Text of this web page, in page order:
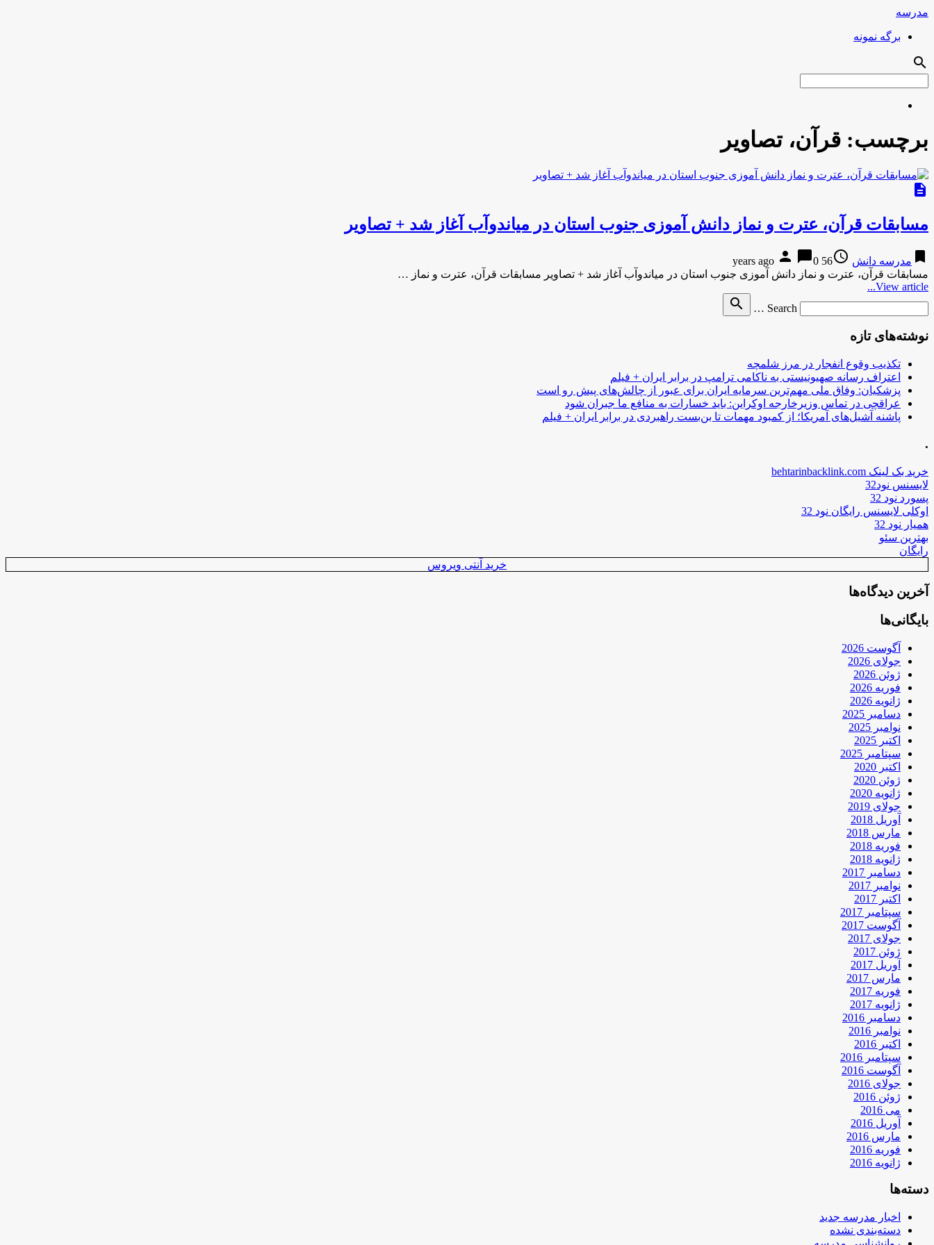
مدرسه
برگه نمونه
search
برچسب: قرآن، تصاویر
description
مسابقات قرآن، عترت و نماز دانش آموزی جنوب استان در میاندوآب آغاز شد + تصاویر
bookmark مدرسه دانش access_time
56 years ago
person chat_bubble0
مسابقات قرآن، عترت و نماز دانش آموزی جنوب استان در میاندوآب آغاز شد + تصاویر مسابقات قرآن، عترت و نماز …
View article...
Search …
search
نوشته‌های تازه
تکذیب وقوع انفجار در مرز شلمچه
اعتراف رسانه صهیونیستی به ناکامی ترامپ در برابر ایران + فیلم
پزشکیان: وفاق ملی مهم‌ترین سرمایه ایران برای عبور از چالش‌های پیش رو است
عراقچی در تماس وزیرخارجه اوکراین: باید خسارات به منافع ما جبران شود
پاشنه آشیل‌های آمریکا؛ از کمبود مهمات تا بن‌بست راهبردی در برابر ایران + فیلم
.
خرید بک لینک behtarinbacklink.com
لایسنس نود32
پسورد نود 32
اوکلی لایسنس رایگان نود 32
همیار نود 32
بهترین سئو
رایگان
خرید آنتی ویروس
آخرین دیدگاه‌ها
بایگانی‌ها
آگوست 2026
جولای 2026
ژوئن 2026
فوریه 2026
ژانویه 2026
دسامبر 2025
نوامبر 2025
اکتبر 2025
سپتامبر 2025
اکتبر 2020
ژوئن 2020
ژانویه 2020
جولای 2019
آوریل 2018
مارس 2018
فوریه 2018
ژانویه 2018
دسامبر 2017
نوامبر 2017
اکتبر 2017
سپتامبر 2017
آگوست 2017
جولای 2017
ژوئن 2017
آوریل 2017
مارس 2017
فوریه 2017
ژانویه 2017
دسامبر 2016
نوامبر 2016
اکتبر 2016
سپتامبر 2016
آگوست 2016
جولای 2016
ژوئن 2016
می 2016
آوریل 2016
مارس 2016
فوریه 2016
ژانویه 2016
دسته‌ها
اخبار مدرسه جدید
دسته‌بندی نشده